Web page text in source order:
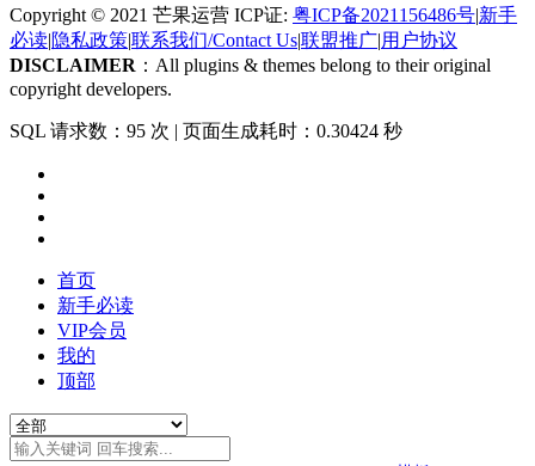
Copyright © 2021 芒果运营 ICP证: 粤ICP备2021156486号|新手
必读|隐私政策|联系我们/Contact Us|联盟推广|用户协议
DISCLAIMER ：All plugins & themes belong to their original
copyright developers.
SQL 请求数：95 次 | 页面生成耗时：0.30424 秒
首页
新手必读
VIP会员
我的
顶部